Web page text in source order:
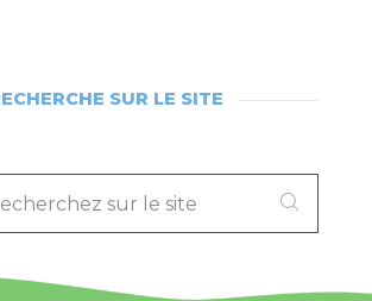
SUR LE SITE
RECHERCHEZ
LE
SITE